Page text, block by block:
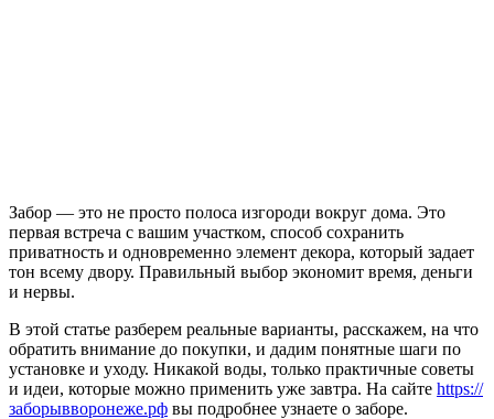
Забор — это не просто полоса изгороди вокруг дома. Это
первая встреча с вашим участком, способ сохранить
приватность и одновременно элемент декора, который задает
тон всему двору. Правильный выбор экономит время, деньги
и нервы.
В этой статье разберем реальные варианты, расскажем, на что
обратить внимание до покупки, и дадим понятные шаги по
установке и уходу. Никакой воды, только практичные советы
и идеи, которые можно применить уже завтра. На сайте https://
заборывворонеже.рф вы подробнее узнаете о заборе.